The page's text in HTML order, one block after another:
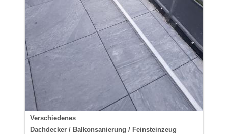
Verschiedenes
Dachdecker / Balkonsanierung / Feinsteinzeug